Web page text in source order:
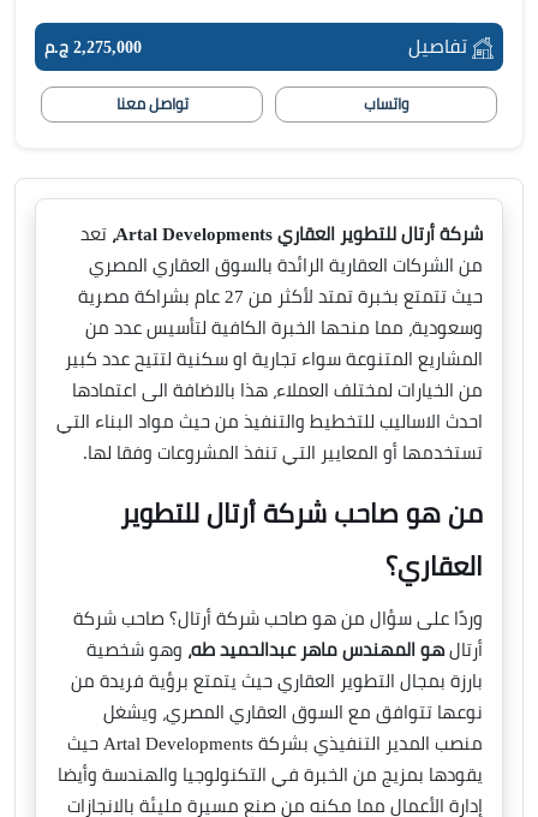
تفاصيل 2,275,000 ج.م
واتساب تواصل معنا
شركة أرتال للتطوير العقاري Artal Developments،
تعد
من الشركات العقارية الرائدة بالسوق العقاري المصري
حيث تتمتع بخبرة تمتد لأكثر من 27 عام بشراكة مصرية
وسعودية، مما منحها الخبرة الكافية لتأسيس عدد من
المشاريع المتنوعة سواء تجارية او سكنية لتتيح عدد كبير
من الخيارات لمختلف العملاء، هذا بالاضافة الى اعتمادها
احدث الاساليب للتخطيط والتنفيذ من حيث مواد البناء التي
تستخدمها أو المعايير التي تنفذ المشروعات وفقا لها.
من هو صاحب شركة أرتال للتطوير
العقاري؟
وردًا على سؤال من هو صاحب شركة أرتال؟ صاحب شركة
أرتالهو المهندس ماهر عبدالحميد طه، وهو شخصية
بارزة بمجال التطوير العقاري حيث يتمتع برؤية فريدة من
نوعها تتوافق مع السوق العقاري المصري، ويشغل
منصب المدير التنفيذي بشركة Artal Developments حيث
يقودها بمزيج من الخبرة في التكنولوجيا والهندسة وأيضا
إدارة الأعمال مما مكنه من صنع مسيرة مليئة بالانجازات